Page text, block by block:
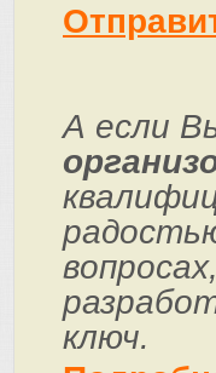
А если
ключ.